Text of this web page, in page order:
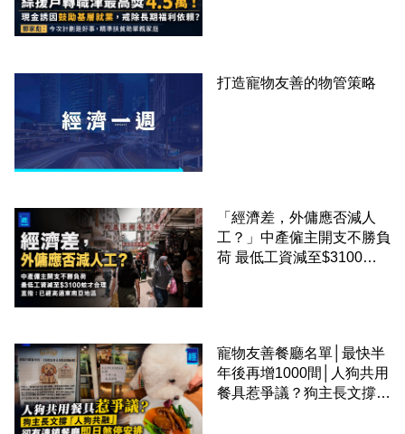
打造寵物友善的物管策略
「經濟差，外傭應否減人
工？」中產僱主開支不勝負
荷 最低工資減至$3100蚊
寵物友善餐廳名單│最快半
年後再增1000間│人狗共用
餐具惹爭議？狗主長文撐